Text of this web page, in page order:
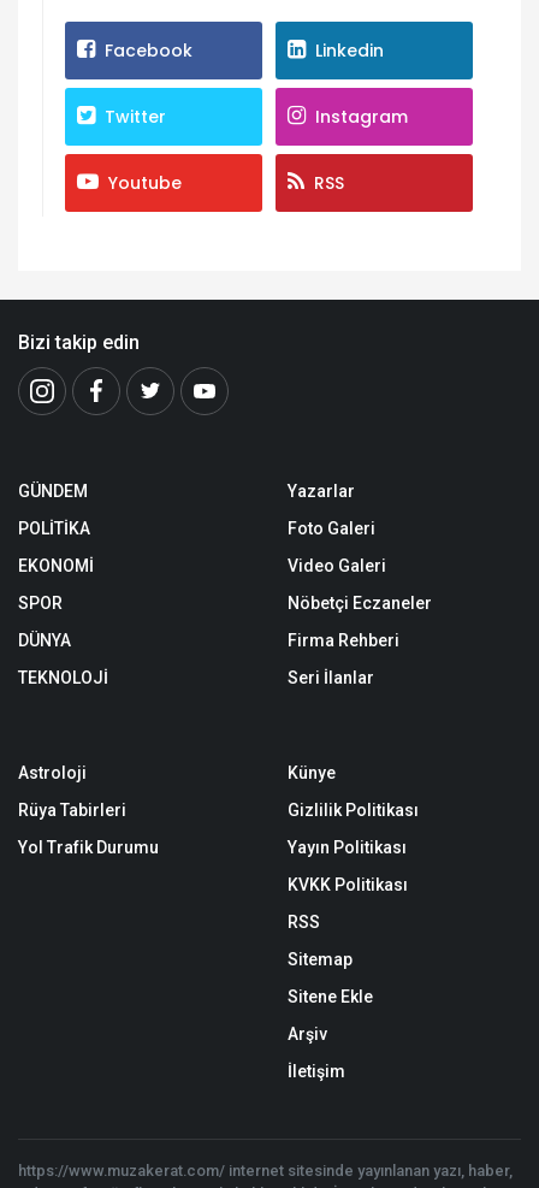
Facebook Linkedin
Twitter Instagram
Youtube RSS
Bizi takip edin
GÜNDEM
POLİTİKA
EKONOMİ
SPOR
DÜNYA
TEKNOLOJİ
Yazarlar
Foto Galeri
Video Galeri
Nöbetçi Eczaneler
Firma Rehberi
Seri İlanlar
Astroloji
Rüya Tabirleri
Yol Trafik Durumu
Künye
Gizlilik Politikası
Yayın Politikası
KVKK Politikası
RSS
Sitemap
Sitene Ekle
Arşiv
İletişim
https://www.muzakerat.com/ internet sitesinde yayınlanan yazı, haber,